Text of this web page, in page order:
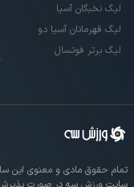
لیگ نخبگان آسیا
لیگ قهرمانان آسیا دو
لیگ برتر فوتسال
تمام حقوق مادی و معنوی این